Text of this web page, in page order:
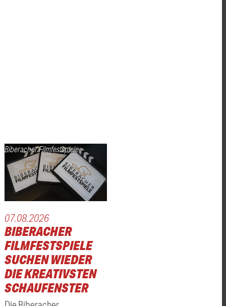
Biberacher Filmfestspiele
07.08.2026
BIBERACHER
FILMFESTSPIELE
SUCHEN WIEDER
DIE KREATIVSTEN
SCHAUFENSTER